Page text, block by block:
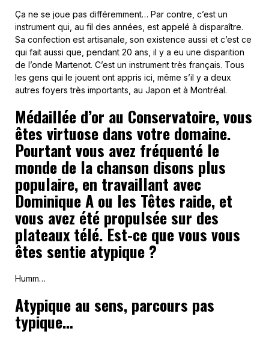
Ça ne se joue pas différemment… Par contre, c’est un
instrument qui, au fil des années, est appelé à disparaître.
Sa confection est artisanale, son existence aussi et c’est ce
qui fait aussi que, pendant 20 ans, il y a eu une disparition
de l’onde Martenot. C’est un instrument très français. Tous
les gens qui le jouent ont appris ici, même s’il y a deux
autres foyers très importants, au Japon et à Montréal.
Médaillée d’or au Conservatoire, vous
êtes virtuose dans votre domaine.
Pourtant vous avez fréquenté le
monde de la chanson disons plus
populaire, en travaillant avec
Dominique A ou les Têtes raide, et
vous avez été propulsée sur des
plateaux télé. Est-ce que vous vous
êtes sentie atypique ?
Humm…
Atypique au sens, parcours pas
typique…